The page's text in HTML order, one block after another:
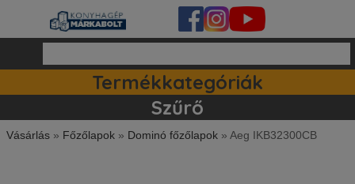
Termékkategóriák
Szűrő
Vásárlás » Főzőlapok » Dominó főzőlapok » Aeg IKB32300CB